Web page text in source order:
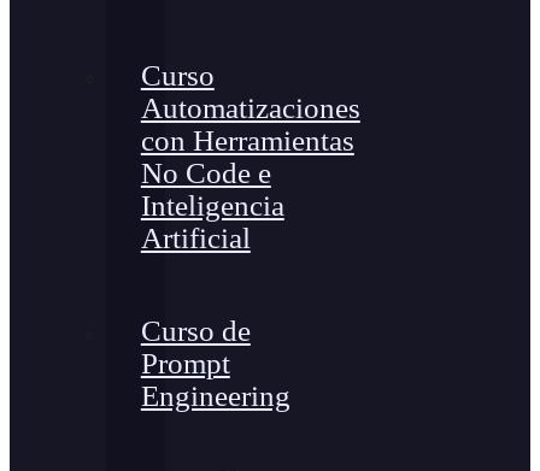
Curso
Automatizaciones
con Herramientas
No Code e
Inteligencia
Artificial
Curso de
Prompt
Engineering